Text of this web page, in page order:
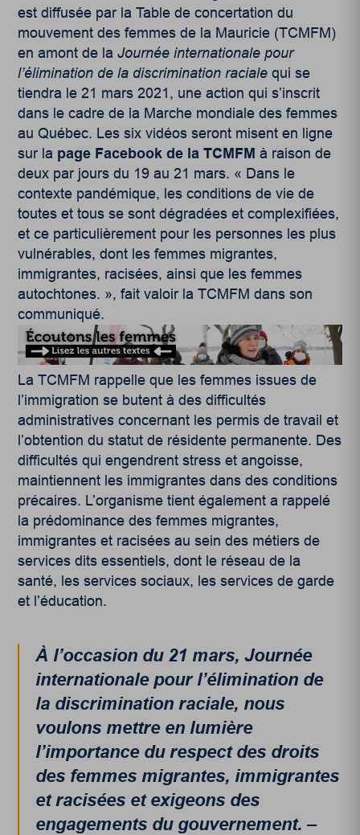
est diffusée par la Table de concertation du
mouvement des femmes de la Mauricie (TCMFM)
en amont de laJournée internationale pour
l’élimination de la discrimination racialequi se
tiendra le 21 mars 2021, une action qui s’inscrit
dans le cadre de la Marche mondiale des femmes
au Québec. Les six vidéos seront misent en ligne
sur la page Facebook de la TCMFM à raison de
deux par jours du 19 au 21 mars. « Dans le
contexte pandémique, les conditions de vie de
toutes et tous se sont dégradées et complexifiées,
et ce particulièrement pour les personnes les plus
vulnérables, dont les femmes migrantes,
immigrantes, racisées, ainsi que les femmes
autochtones. », fait valoir la TCMFM dans son
communiqué.
La TCMFM rappelle que les femmes issues de
l’immigration se butent à des difficultés
administratives concernant les permis de travail et
l’obtention du statut de résidente permanente. Des
difficultés qui engendrent stress et angoisse,
maintiennent les immigrantes dans des conditions
précaires. L’organisme tient également a rappelé
la prédominance des femmes migrantes,
immigrantes et racisées au sein des métiers de
services dits essentiels, dont le réseau de la
santé, les services sociaux, les services de garde
et l’éducation.
À l’occasion du 21 mars,Journée
internationale pour l’élimination de
la discrimination raciale, nous
voulons mettre en lumière
l’importance du respect des droits
des femmes migrantes, immigrantes
et racisées et exigeons des
engagements du gouvernement. –